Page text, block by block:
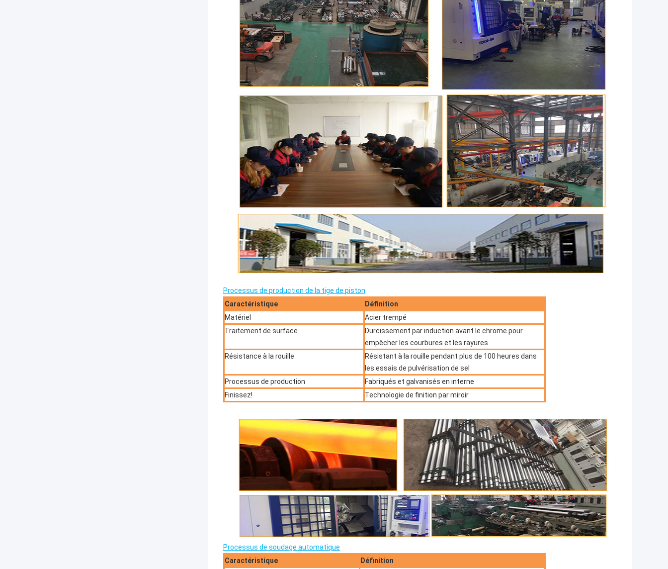
Processus de production de la tige de piston
Caractéristique
Définition
Matériel
Acier trempé
Traitement de surface
Durcissement par induction avant le chrome pour
empêcher les courbures et les rayures
Résistance à la rouille
Résistant à la rouille pendant plus de 100 heures dans
les essais de pulvérisation de sel
Processus de production
Fabriqués et galvanisés en interne
Finissez!
Technologie de finition par miroir
Processus de soudage automatique
Caractéristique
Définition